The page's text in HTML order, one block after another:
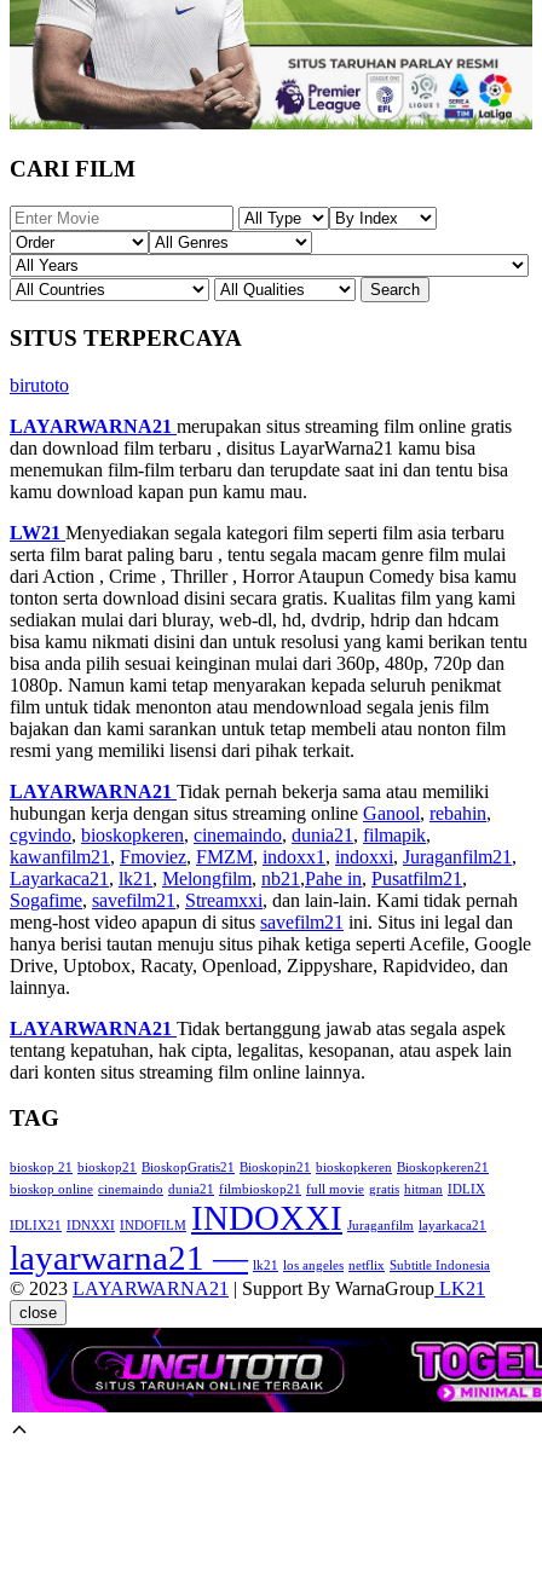
CARI FILM
SITUS TERPERCAYA
birutoto
LAYARWARNA21 merupakan situs streaming film online gratis
dan download film terbaru , disitus LayarWarna21 kamu bisa
menemukan film-film terbaru dan terupdate saat ini dan tentu bisa
kamu download kapan pun kamu mau.
LW21 Menyediakan segala kategori film seperti film asia terbaru
serta film barat paling baru , tentu segala macam genre film mulai
dari Action , Crime , Thriller , Horror Ataupun Comedy bisa kamu
tonton serta download disini secara gratis. Kualitas film yang kami
sediakan mulai dari bluray, web-dl, hd, dvdrip, hdrip dan hdcam
bisa kamu nikmati disini dan untuk resolusi yang kami berikan tentu
bisa anda pilih sesuai keinginan mulai dari 360p, 480p, 720p dan
1080p. Namun kami tetap menyarakan kepada seluruh penikmat
film untuk tidak menonton atau mendownload segala jenis film
bajakan dan kami sarankan untuk tetap membeli atau nonton film
resmi yang memiliki lisensi dari pihak terkait.
LAYARWARNA21 Tidak pernah bekerja sama atau memiliki
hubungan kerja dengan situs streaming online Ganool, rebahin,
cgvindo, bioskopkeren, cinemaindo, dunia21 , filmapik,
kawanfilm21 , Fmoviez, FMZM, indoxx1 , indoxxi, Juraganfilm21 ,
Layarkaca21 , lk21 , Melongfilm, nb21 ,Pahe in, Pusatfilm21 ,
Sogafime, savefilm21 , Streamxxi, dan lain-lain. Kami tidak pernah
meng-host video apapun di situs savefilm21 ini. Situs ini legal dan
hanya berisi tautan menuju situs pihak ketiga seperti Acefile, Google
Drive, Uptobox, Racaty, Openload, Zippyshare, Rapidvideo, dan
lainnya.
LAYARWARNA21 Tidak bertanggung jawab atas segala aspek
tentang kepatuhan, hak cipta, legalitas, kesopanan, atau aspek lain
dari konten situs streaming film online lainnya.
TAG
bioskop 21 bioskop21 BioskopGratis21 Bioskopin21 bioskopkeren Bioskopkeren21
bioskop online cinemaindo dunia21 filmbioskop21 full movie gratis hitman IDLIX
IDLIX21 IDNXXI INDOFILM INDOXXI Juraganfilm layarkaca21
layarwarna21 — lk21 los angeles netflix Subtitle Indonesia
© 2023 LAYARWARNA21 | Support By WarnaGroup LK21
close